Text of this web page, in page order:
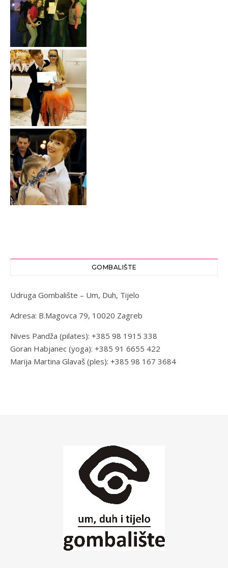
GOMBALIŠTE
Udruga Gombalište – Um, Duh, Tijelo
Adresa: B.Magovca 79, 10020 Zagreb
Nives Pandža (pilates): +385 98 1915 338
Goran Habjanec (yoga): +385 91 6655 422
Marija Martina Glavaš (ples): +385 98 167 3684